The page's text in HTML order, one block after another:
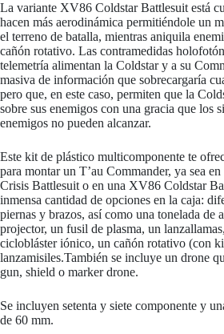
La variante XV86 Coldstar Battlesuit está
hacen más aerodinámica permitiéndole un
el terreno de batalla, mientras aniquila
cañón rotativo. Las contramedidas
telemetría alimentan la Coldstar y a su
masiva de información que sobrecargaría
pero que, en este caso, permiten que la
sobre sus enemigos con una gracia que los
enemigos no pueden alcanzar.
Este kit de plástico multicomponente te
para montar un T’au Commander, ya sea
Crisis Battlesuit o en una XV86 Coldstar
inmensa cantidad de opciones en la caja:
piernas y brazos, así como una tonelada de
projector, un fusil de plasma, un
ciclobláster iónico, un cañón rotativo (con
lanzamisiles.También se incluye un drone
gun, shield o marker drone.
Se incluyen setenta y siete componente y
de 60 mm.